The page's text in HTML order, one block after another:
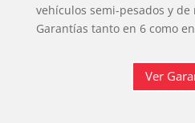
vehículos semi-pesados y de
Garantías tanto en 6 como
Ver